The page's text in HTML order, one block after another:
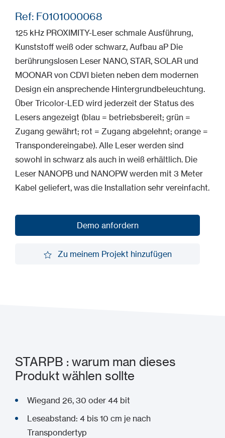
Ref: F0101000068
125 kHz PROXIMITY-Leser schmale Ausführung,
Kunststoff weiß oder schwarz, Aufbau aP Die
berührungslosen Leser NANO, STAR, SOLAR und
MOONAR von CDVI bieten neben dem modernen
Design ein ansprechende Hintergrundbeleuchtung.
Über Tricolor-LED wird jederzeit der Status des
Lesers angezeigt (blau = betriebsbereit; grün =
Zugang gewährt; rot = Zugang abgelehnt; orange =
Transpondereingabe). Alle Leser werden sind
sowohl in schwarz als auch in weiß erhältlich. Die
Leser NANOPB und NANOPW werden mit 3 Meter
Kabel geliefert, was die Installation sehr vereinfacht.
Demo anfordern
Zu meinem Projekt hinzufügen
STARPB : warum man dieses
Produkt wählen sollte
Wiegand 26, 30 oder 44 bit
Leseabstand: 4 bis 10 cm je nach
Transpondertyp